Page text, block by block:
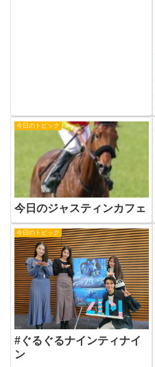
今日のトピック
今日のジャスティンカフェ
今日のトピック
#ぐるぐるナインティナイ
ン